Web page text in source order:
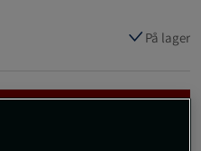
På lager